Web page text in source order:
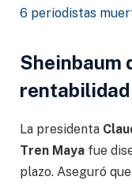
6 periodistas
Sheinbaum
La presidenta
Tren Maya fue
plazo. Aseguró